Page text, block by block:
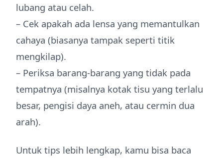
lubang atau celah.
– Cek apakah ada lensa yang memantulkan
cahaya (biasanya tampak seperti titik
mengkilap).
– Periksa barang-barang yang tidak pada
tempatnya (misalnya kotak tisu yang terlalu
besar, pengisi daya aneh, atau cermin dua
arah).
Untuk tips lebih lengkap, kamu bisa baca